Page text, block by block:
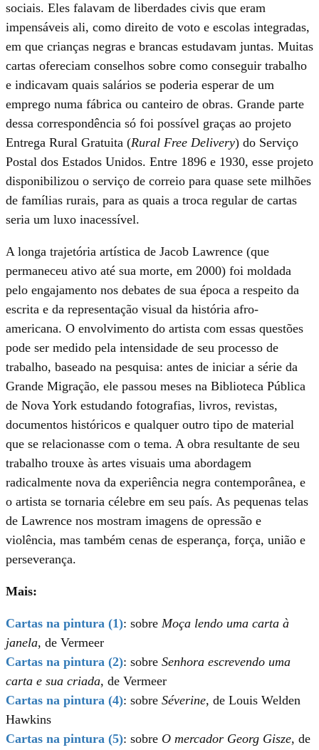
sociais. Eles falavam de liberdades civis que eram
impensáveis ali, como direito de voto e escolas integradas,
em que crianças negras e brancas estudavam juntas. Muitas
cartas ofereciam conselhos sobre como conseguir trabalho
e indicavam quais salários se poderia esperar de um
emprego numa fábrica ou canteiro de obras. Grande parte
dessa correspondência só foi possível graças ao projeto
Entrega Rural Gratuita (Rural Free Delivery) do Serviço
Postal dos Estados Unidos. Entre 1896 e 1930, esse projeto
disponibilizou o serviço de correio para quase sete milhões
de famílias rurais, para as quais a troca regular de cartas
seria um luxo inacessível.
A longa trajetória artística de Jacob Lawrence (que
permaneceu ativo até sua morte, em 2000) foi moldada
pelo engajamento nos debates de sua época a respeito da
escrita e da representação visual da história afro-
americana. O envolvimento do artista com essas questões
pode ser medido pela intensidade de seu processo de
trabalho, baseado na pesquisa: antes de iniciar a série da
Grande Migração, ele passou meses na Biblioteca Pública
de Nova York estudando fotografias, livros, revistas,
documentos históricos e qualquer outro tipo de material
que se relacionasse com o tema. A obra resultante de seu
trabalho trouxe às artes visuais uma abordagem
radicalmente nova da experiência negra contemporânea, e
o artista se tornaria célebre em seu país. As pequenas telas
de Lawrence nos mostram imagens de opressão e
violência, mas também cenas de esperança, força, união e
perseverança.
Mais:
Cartas na pintura (1): sobre Moça lendo uma carta à
janela, de Vermeer
Cartas na pintura (2): sobre Senhora escrevendo uma
carta e sua criada, de Vermeer
Cartas na pintura (4): sobre Séverine, de Louis Welden
Hawkins
Cartas na pintura (5): sobre O mercador Georg Gisze, de